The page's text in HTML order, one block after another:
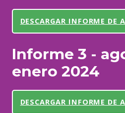
DESCARGAR INFORME DE
Informe 3 -
enero 2024
DESCARGAR INFORME DE